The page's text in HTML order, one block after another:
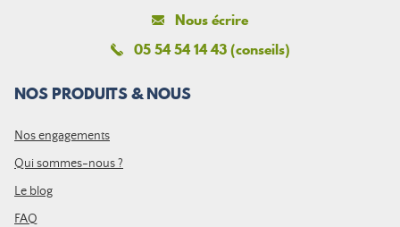
Nous écrire
05 54 54 14 43 (conseils)
NOS PRODUITS & NOUS
Nos engagements
Qui sommes-nous ?
Le blog
FAQ